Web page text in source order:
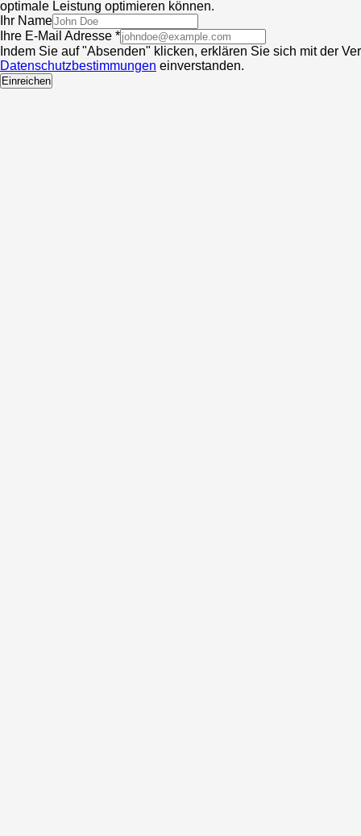
optimale Leistung optimieren können.
Ihr Name
Ihre E-Mail Adresse *
Indem Sie auf "Absenden" klicken, erklären Sie sich mit der
Datenschutzbestimmungen einverstanden.